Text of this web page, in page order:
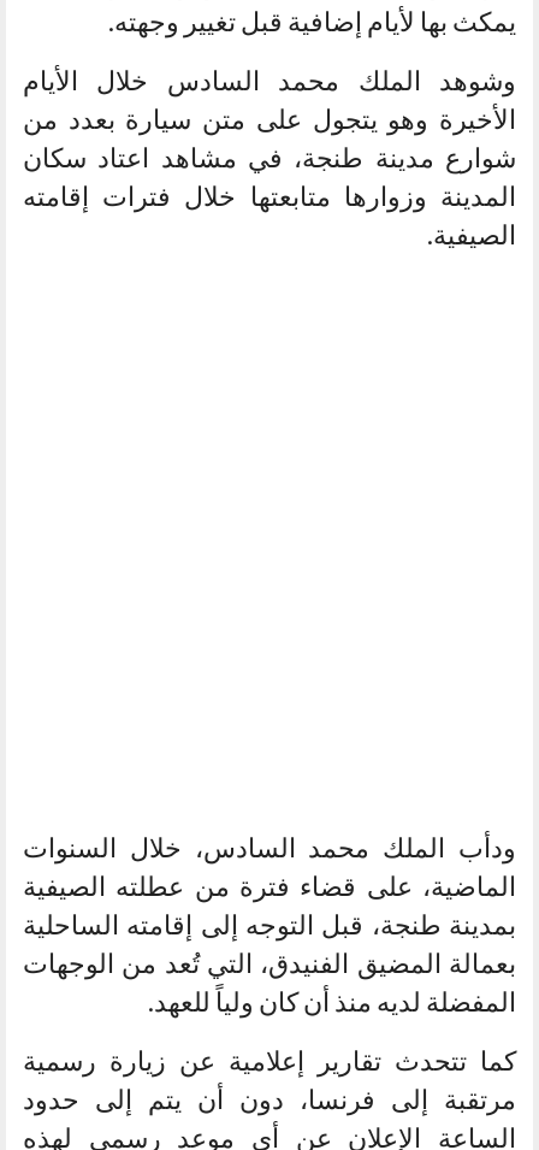
يمكث بها لأيام إضافية قبل تغيير وجهته.
وشوهد الملك محمد السادس خلال الأيام
الأخيرة وهو يتجول على متن سيارة بعدد من
شوارع مدينة طنجة، في مشاهد اعتاد سكان
المدينة وزوارها متابعتها خلال فترات إقامته
الصيفية.
ودأب الملك محمد السادس، خلال السنوات
الماضية، على قضاء فترة من عطلته الصيفية
بمدينة طنجة، قبل التوجه إلى إقامته الساحلية
بعمالة المضيق الفنيدق، التي تُعد من الوجهات
المفضلة لديه منذ أن كان ولياً للعهد.
كما تتحدث تقارير إعلامية عن زيارة رسمية
مرتقبة إلى فرنسا، دون أن يتم إلى حدود
الساعة الإعلان عن أي موعد رسمي لهذه